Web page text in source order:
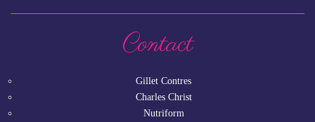
Contact
Gillet Contres
Charles Christ
Nutriform